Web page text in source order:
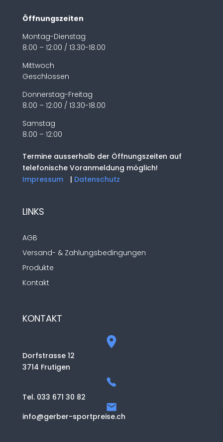
Öffnungszeiten
Montag-Dienstag
8.00 – 12:00 / 13.30-18.00
Mittwoch
Geschlossen
Donnerstag-Freitag
8.00 – 12:00 / 13.30-18.00
Samstag
8.00 – 12:00
Termine ausserhalb der Öffnungszeiten auf
telefonische Voranmeldung möglich!
Impressum
| Datenschutz
LINKS
AGB
Versand- & Zahlungsbedingungen
Produkte
Kontakt
KONTAKT
Dorfstrasse 12
3714 Frutigen
Tel. 033 671 30 82
info@gerber-sportpreise.ch